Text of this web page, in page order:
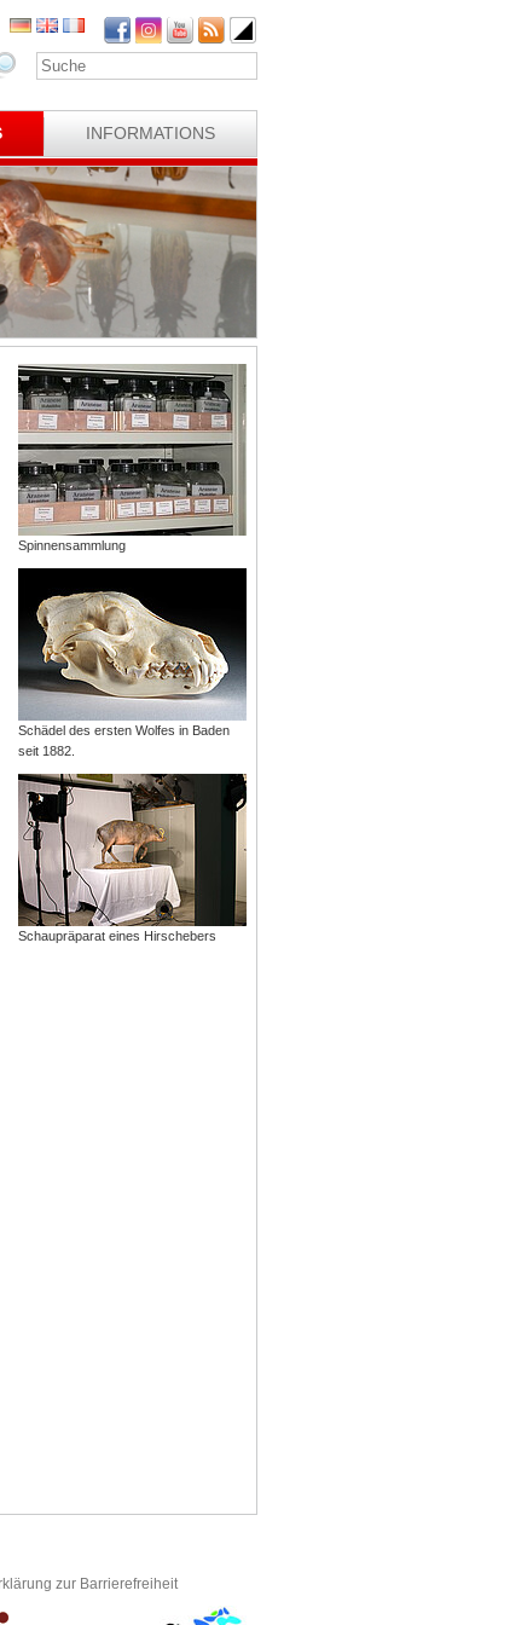
INFORMATIONS
Spinnensammlung
Schädel des ersten Wolfes in Baden
seit 1882.
Schaupräparat eines Hirschebers
zur Barrierefreiheit